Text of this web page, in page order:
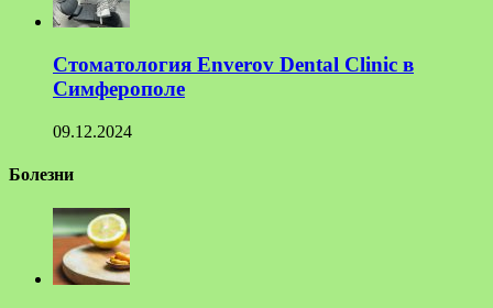
Стоматология Enverov Dental Clinic в
Симферополе
09.12.2024
Болезни